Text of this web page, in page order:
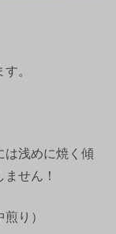
。
は浅めに焼く傾
せん！
り）